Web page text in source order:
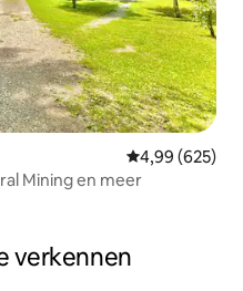
Gemiddelde
4,99 (625)
Mining en meer
verkennen